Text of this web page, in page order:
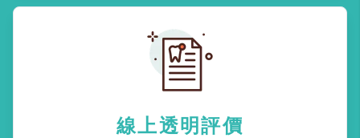
線上透明評價